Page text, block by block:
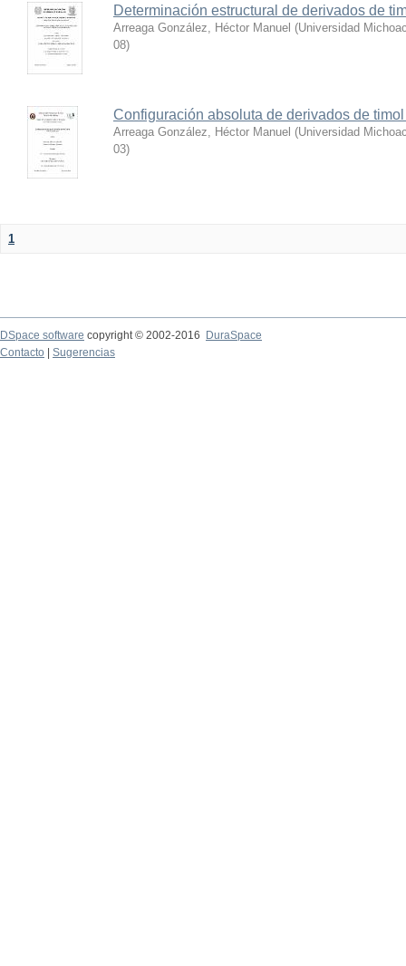
Determinación estructural de derivados de
Arreaga González, Héctor Manuel (Universidad
08)
Configuración absoluta de derivados de
Arreaga González, Héctor Manuel (Universidad
03)
1
DSpace software copyright © 2002-2016
DuraSpace
Contacto
Sugerencias